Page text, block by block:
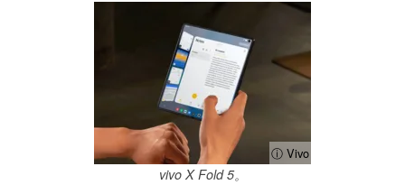
ⓘ Vivo
vivo X Fold 5。